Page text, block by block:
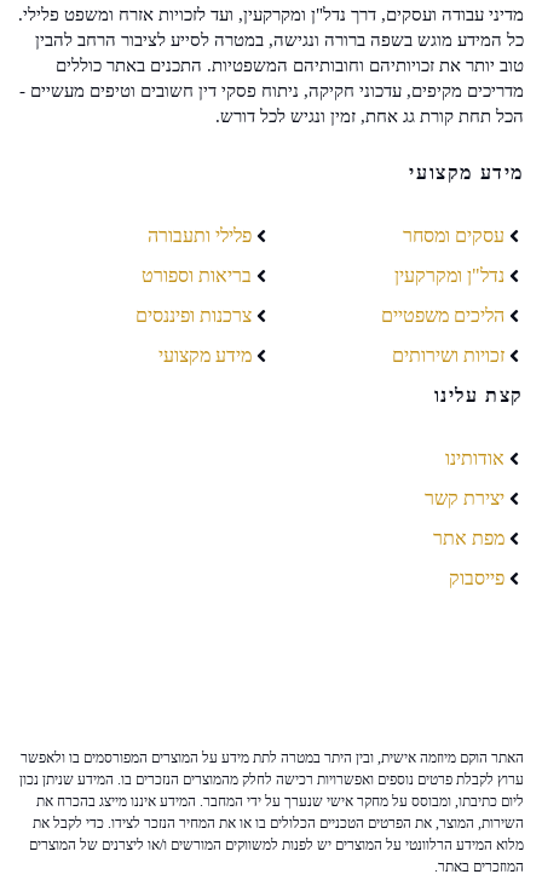
מדיני עבודה ועסקים, דרך נדל"ן ומקרקעין, ועד לזכויות אזרח ומשפט פלילי.
כל המידע מוגש בשפה ברורה ונגישה, במטרה לסייע לציבור הרחב להבין
טוב יותר את זכויותיהם וחובותיהם המשפטיות. התכנים באתר כוללים
מדריכים מקיפים, עדכוני חקיקה, ניתוח פסקי דין חשובים וטיפים מעשיים -
הכל תחת קורת גג אחת, זמין ונגיש לכל דורש.
מידע מקצועי
עסקים ומסחר
נדל"ן ומקרקעין
הליכים משפטיים
זכויות ושירותים
פלילי ותעבורה
בריאות וספורט
צרכנות ופיננסים
מידע מקצועי
קצת עלינו
אודותינו
יצירת קשר
מפת אתר
פייסבוק
האתר הוקם מיוזמה אישית, ובין היתר במטרה לתת מידע על המוצרים המפורסמים בו ולאפשר
ערוץ לקבלת פרטים נוספים ואפשרויות רכישה לחלק מהמוצרים הנזכרים בו. המידע שניתן נכון
ליום כתיבתו, ומבוסס על מחקר אישי שנערך על ידי המחבר. המידע איננו מייצג בהכרח את
השירות, המוצר, את הפרטים הטכניים הכלולים בו או את המחיר הנזכר לצידו. כדי לקבל את
מלוא המידע הרלוונטי על המוצרים יש לפנות למשווקים המורשים ו/או ליצרנים של המוצרים
המוזכרים באתר.